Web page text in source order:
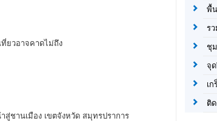
ที่ยวอาจคาดไม่ถึง
สู่ชานเมือง เขตจังหวัด สมุทรปราการ
พื้
ร
ชุ
จุ
เ
ติ